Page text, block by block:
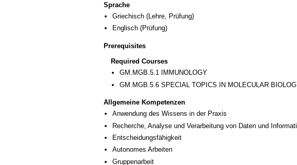
Sprache
Griechisch (Lehre, Prüfung)
Englisch (Prüfung)
Prerequisites
Required Courses
GM.MGB.5.1 IMMUNOLOGY
GM.MGB.5.6 SPECIAL TOPICS IN MOLECULAR
Allgemeine Kompetenzen
Anwendung des Wissens in der Praxis
Recherche, Analyse und Verarbeitung von Daten und
Entscheidungsfähigkeit
Autonomes Arbeiten
Gruppenarbeit